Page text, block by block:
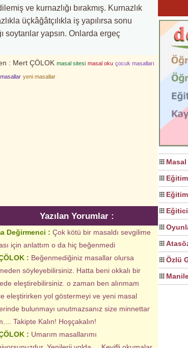
ve kurnazlığı bırakmış. Kurnazlık
üçkâğâtçılıkla iş yapılırsa sonu
soytarılar yapsın. Onlarda ergeç
Masal
Özlü
: Mert ÇÖLOK masal sitesi masal oku çocuk masalları
yeni masallar
Yazılan Yorumlar :
Değirmenci : Çok kötü bir masaldı sevgilime
için anlattım o da hiç beğenmedi
: Beğenmediğiniz masallar olursa
söyleyebilirsiniz. Hatta beni okkalı bir
eleştirebilirsiniz. o zaman ben alınmam
eleştirirken yol göstermeyi ve yeni masal
bulunmayı unutmazsanız size minnettar
Takipte Kalın! Hoşçakalın!
: Umarım masallarımı